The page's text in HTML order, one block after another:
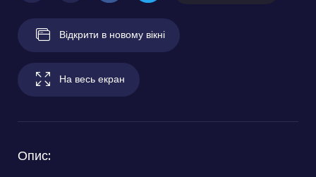
Відкрити в новому вікні
На весь екран
Опис: